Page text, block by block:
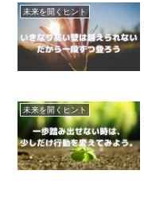
未来を開くヒント
未来を開くヒント